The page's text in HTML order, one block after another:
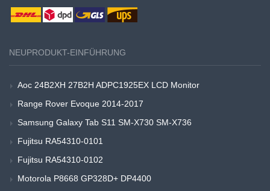
NEUPRODUKT-EINFÜHRUNG
Aoc 24B2XH 27B2H ADPC1925EX LCD Monitor
Range Rover Evoque 2014-2017
Samsung Galaxy Tab S11 SM-X730 SM-X736
Fujitsu RA54310-0101
Fujitsu RA54310-0102
Motorola P8668 GP328D+ DP4400